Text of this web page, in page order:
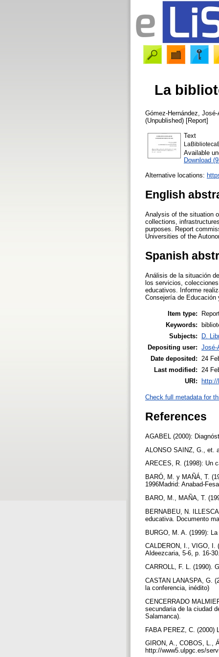
La
Gómez-Hernández,
(Unpublished) [Report]
Text
Available
Download
Alternative locations:
English
Analysis of the situation
collections,
purposes. Report
Universities of the
Spanish
Análisis de la situación
los servicios,
educativos. Informe
Consejería de Educación
Item type:
Keywords:
Subjects:
D.
Depositing user: José-
Date deposited:
24
Last modified:
24
URI:
Check full metadata for
References
AGABEL (2000):
ALONSO SAINZ, G., et.
ARECES, R. (1998): Un
BARÓ, M. y MAÑÁ, T.
1996Madrid: Anabad-
BARO, M., MAÑA, T.
BERNABEU, N.
educativa. Documento
BURGO, M. A. (1999):
CALDERON, I., VIGO, I.
Aldeezcaria, 5-6, p. 16-
CARROLL, F. L. (1990).
CASTAN LANASPA, G.
la conferencia, inédito)
CENCERRADO
secundaria de la ciudad
Salamanca).
FABA PEREZ, C. (2000)
GIRON, A., COBOS, L.,
http://www5.ulpgc.es/